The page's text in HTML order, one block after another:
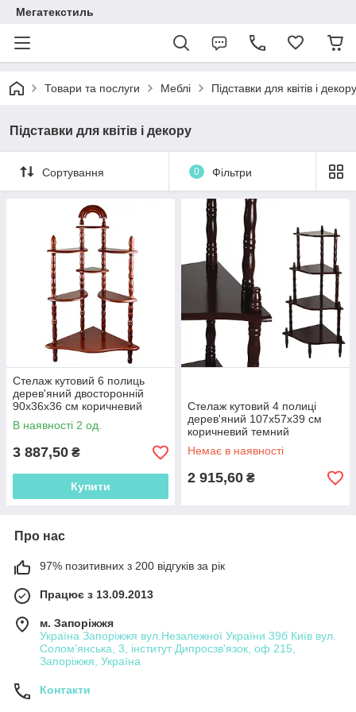
Мегатекстиль
Товари та послуги Меблі Підставки для квітів і декору
Підставки для квітів і декору
Сортування 0 Фільтри
Стелаж кутовий 6 полиць
дерев'яний двосторонній
90х36х36 см коричневий
(42709.001)
В наявності 2 од.
3 887,50 ₴
Купити
Стелаж кутовий 4 полиці
дерев'яний 107х57х39 см
коричневий темний
(42706.001)
Немає в наявності
2 915,60 ₴
Про нас
97% позитивних з 200 відгуків за рік
Працює з 13.09.2013
м. Запоріжжя
Україна Запоріжжя вул.Незалежної України 39б Київ вул.
Солом'янська, 3, інститут Дипросзв'язок, оф 215,
Запоріжжя, Україна
Контакти